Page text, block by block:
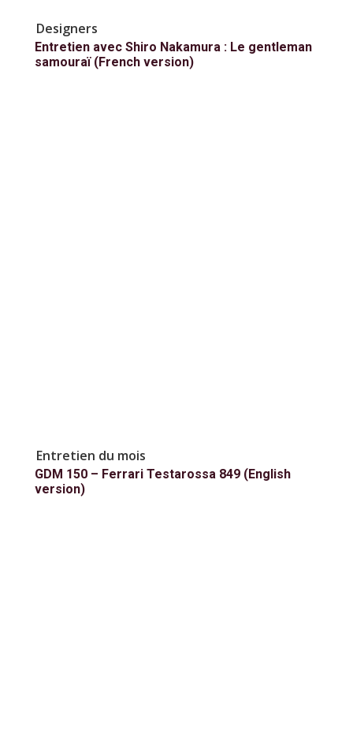
Designers
Entretien avec Shiro Nakamura : Le gentleman
samouraï (French version)
Entretien du mois
GDM 150 – Ferrari Testarossa 849 (English
version)